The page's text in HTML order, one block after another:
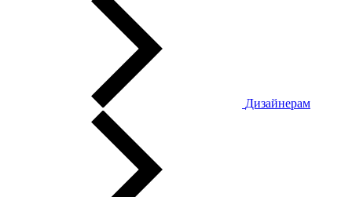
Дизайнерам